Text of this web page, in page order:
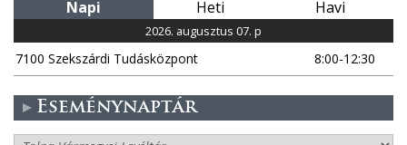
Napi Heti Havi
2026. augusztus 07. p
7100 Szekszárdi Tudásközpont 8:00-12:30
Eseménynaptár